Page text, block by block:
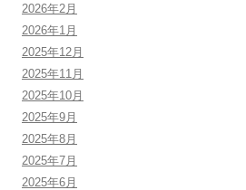
2026年2月
2026年1月
2025年12月
2025年11月
2025年10月
2025年9月
2025年8月
2025年7月
2025年6月